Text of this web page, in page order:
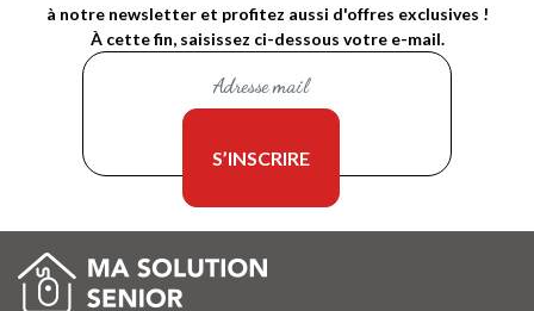
à notre newsletter et profitez aussi d'offres exclusives !
À cette fin, saisissez ci-dessous votre e-mail.